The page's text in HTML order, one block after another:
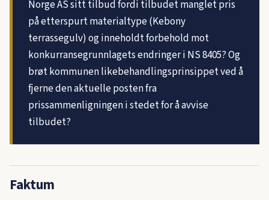
Norge AS sitt tilbud fordi tilbudet manglet pris
på etterspurt materialtype (Kebony
terrassegulv) og inneholdt forbehold mot
konkurransegrunnlagets endringer i NS 8405? Og
brøt kommunen likebehandlingsprinsippet ved å
fjerne den aktuelle posten fra
prissammenligningen i stedet for å avvise
tilbudet?
Faktum